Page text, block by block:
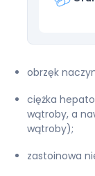
obrzęk
ciężka
wątroby, a
wątroby);
zastoinowa